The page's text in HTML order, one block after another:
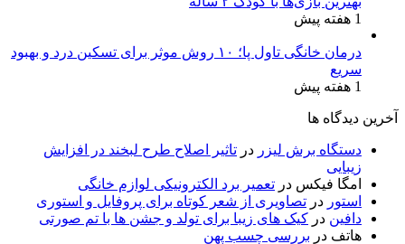
1 هفته پیش
درمان خانگی تاول پا؛ ۱۰ روش موثر برای تسکین درد و بهبود
سریع
1 هفته پیش
آخرین دیدگاه ها
دستگاه برش لیزر در تاثیر اصلاح طرح لبخند در افزایش
زیبایی
امگا فیکس در تعمیر برد الکترونیکی لوازم خانگی
استور در تصاویری از شعر کوتاه برای پروفایل و استوری
دافین در کیک های زیبا برای تولد و جشن ها با تم صورتی
هاتف در بررسی چسب پهن